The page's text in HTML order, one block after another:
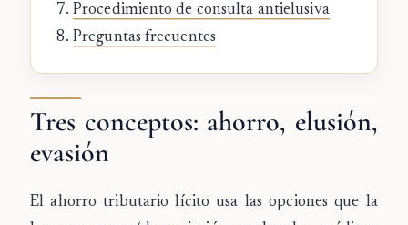
Procedimiento de consulta antielusiva
Preguntas frecuentes
Tres conceptos: ahorro, elusión,
evasión
Elahorro tributario lícito usa las opciones que la